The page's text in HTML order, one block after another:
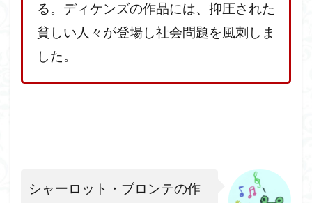
る。ディケンズの作品には、抑圧された
貧しい人々が登場し社会問題を風刺しま
した。
シャーロット・ブロンテの作